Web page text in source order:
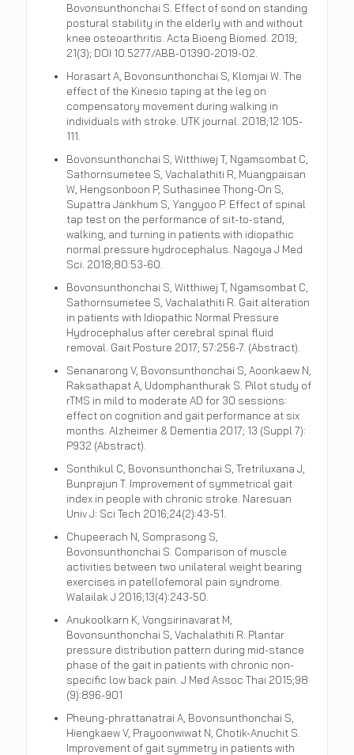
Bovonsunthonchai S. Effect of sond on standing
postural stability in the elderly with and without
knee osteoarthritis. Acta Bioeng Biomed. 2019;
21(3); DOI 10.5277/ABB-01390-2019-02.
Horasart A, Bovonsunthonchai S, Klomjai W. The
effect of the Kinesio taping at the leg on
compensatory movement during walking in
individuals with stroke. UTK journal. 2018;12:105-
111.
Bovonsunthonchai S, Witthiwej T, Ngamsombat C,
Sathornsumetee S, Vachalathiti R, Muangpaisan
W, Hengsonboon P, Suthasinee Thong-On S,
Supattra Jankhum S, Yangyoo P. Effect of spinal
tap test on the performance of sit-to-stand,
walking, and turning in patients with idiopathic
normal pressure hydrocephalus. Nagoya J Med
Sci. 2018;80:53-60.
Bovonsunthonchai S, Witthiwej T, Ngamsombat C,
Sathornsumetee S, Vachalathiti R. Gait alteration
in patients with Idiopathic Normal Pressure
Hydrocephalus after cerebral spinal fluid
removal. Gait Posture 2017; 57:256-7. (Abstract).
Senanarong V, Bovonsunthonchai S, Aoonkaew N,
Raksathapat A, Udomphanthurak S. Pilot study of
rTMS in mild to moderate AD for 30 sessions:
effect on cognition and gait performance at six
months. Alzheimer & Dementia 2017; 13 (Suppl 7):
P932 (Abstract).
Sonthikul C, Bovonsunthonchai S, Tretriluxana J,
Bunprajun T. Improvement of symmetrical gait
index in people with chronic stroke. Naresuan
Univ J: Sci Tech 2016;24(2):43-51.
Chupeerach N, Somprasong S,
Bovonsunthonchai S. Comparison of muscle
activities between two unilateral weight bearing
exercises in patellofemoral pain syndrome.
Walailak J 2016;13(4):243-50.
Anukoolkarn K, Vongsirinavarat M,
Bovonsunthonchai S, Vachalathiti R. Plantar
pressure distribution pattern during mid-stance
phase of the gait in patients with chronic non-
specific low back pain. J Med Assoc Thai 2015;98
(9):896-901
Pheung-phrattanatrai A, Bovonsunthonchai S,
Hiengkaew V, Prayoonwiwat N, Chotik-Anuchit S.
Improvement of gait symmetry in patients with